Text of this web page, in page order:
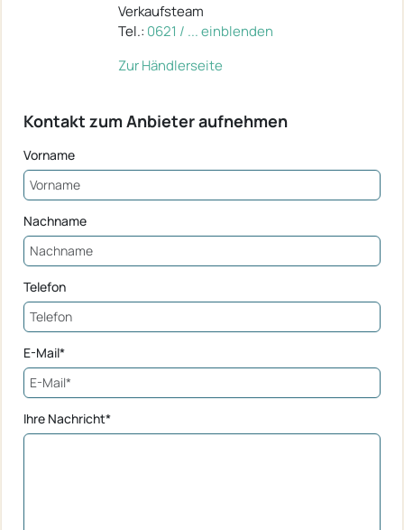
Verkaufsteam
Tel.: 0621 / ... einblenden
Zur Händlerseite
Kontakt zum Anbieter aufnehmen
Vorname
Nachname
Telefon
E-Mail*
Ihre Nachricht*